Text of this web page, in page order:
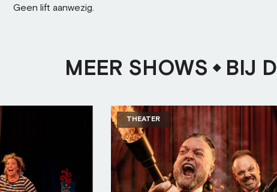
Geen lift aanwezig.
MEER SHOWS BIJ
THEATER